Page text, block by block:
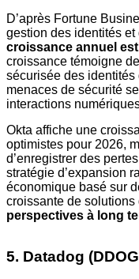
D’après Fortune
gestion des identités
croissance annuel
croissance témoigne
sécurisée des
menaces de sécurité
interactions
Okta affiche une
optimistes pour 2026,
d’enregistrer des
stratégie d’expansion
économique basé sur
croissante de
perspectives à long
5. Datadog